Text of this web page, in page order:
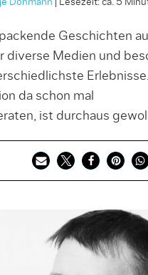
Dohmann Lesezeit: ca. 5
Geschichten
diverse Medien und
da schon mal
ist durchaus